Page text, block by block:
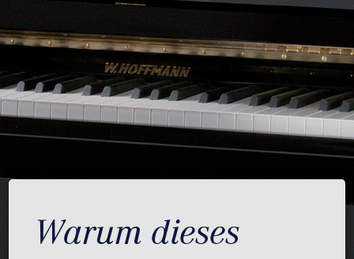
Warum dieses